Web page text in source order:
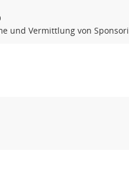
und Vermittlung von